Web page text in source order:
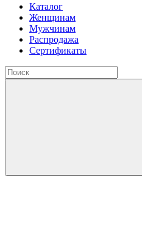
Каталог
Женщинам
Мужчинам
Распродажа
Сертификаты